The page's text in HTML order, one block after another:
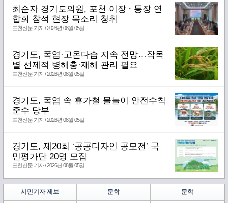
최순자 경기도의원, 포천 이장 ⸱ 통장 연
합회 참석 현장 목소리 청취
포천신문 기자 / 2026년 08월 05일
경기도, 폭염·고온다습 지속 전망…작목
별 선제적 병해충·재해 관리 필요
포천신문 기자 / 2026년 08월 05일
경기도, 폭염 속 휴가철 물놀이 안전수칙
준수 당부
포천신문 기자 / 2026년 08월 05일
경기도, 제20회 ‘공공디자인 공모전’ 국
민평가단 20명 모집
포천신문 기자 / 2026년 08월 05일
시민기자 제보 문학 문학